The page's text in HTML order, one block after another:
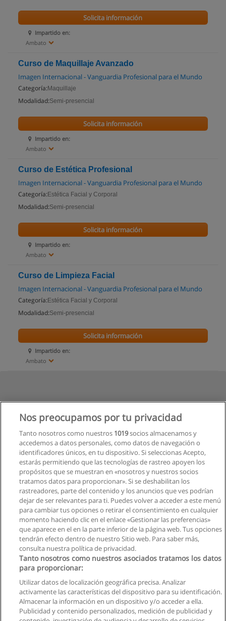
Impartido en:
Ambato
Solicita información
Curso de Maquillaje Avanzado
Imagen Internacional - Vanguardia Profesional para el Mundo
Categoría: Maquillaje
Modalidad:Semi-presencial
Impartido en:
Ambato
Solicita información
Curso de Estética Profesional
Imagen Internacional - Vanguardia Profesional para el Mundo
Categoría: Estética Facial y Corporal
Modalidad:Semi-presencial
Impartido en:
Ambato
Solicita información
Curso de Limpieza Facial
Imagen Internacional - Vanguardia Profesional para el Mundo
Categoría: Estética Facial y Corporal
Modalidad:Semi-presencial
Impartido en:
Ambato
Solicita información
Reglas de uso
Nos preocupamos por tu privacidad
Tanto nosotros como nuestros 1019socios almacenamos y
accedemos a datos personales, como datos de navegación o
identificadores únicos, en tu dispositivo. Si seleccionas Acepto,
estarás permitiendo que las tecnologías de rastreo apoyen los
propósitos que se muestran en «nosotros y nuestros socios
tratamos datos para proporcionar». Si se deshabilitan los
rastreadores, parte del contenido y los anuncios que ves podrían
dejar de ser relevantes para ti. Puedes volver a acceder a este menú
para cambiar tus opciones o retirar el consentimiento en cualquier
momento haciendo clic en el enlace «Gestionar las preferencias»
que aparece en el en la parte inferior de la página web. Tus opciones
tendrán efecto dentro de nuestro Sitio web. Para saber más,
consulta nuestra política de privacidad.
Tanto nosotros como nuestros asociados tratamos los datos
para proporcionar:
Utilizar datos de localización geográfica precisa. Analizar
activamente las características del dispositivo para su identificación.
Almacenar la información en un dispositivo y/o acceder a ella.
Publicidad y contenido personalizados, medición de publicidad y